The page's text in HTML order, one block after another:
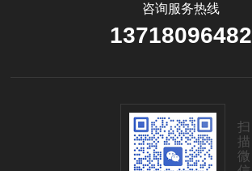
咨询服务热线
13718096482
扫
描
微